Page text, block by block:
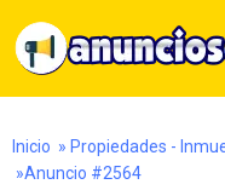
Inicio » Propiedades -
»Anuncio #2564